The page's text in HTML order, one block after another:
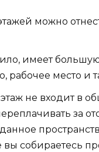
можно
имеет
рабочее место и
не входит в
за
собираетесь